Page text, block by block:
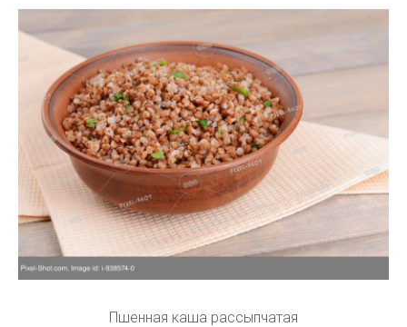
Пшенная каша рассыпчатая